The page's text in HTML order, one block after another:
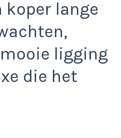
koper lange
ligging
die het